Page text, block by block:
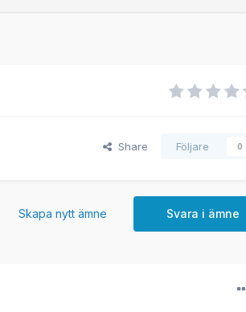
Share Följare 0
Svara i ämne
Skapa nytt ämne